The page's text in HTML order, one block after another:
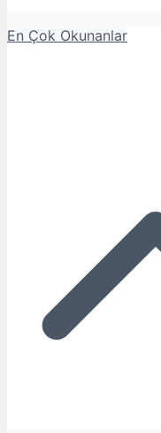
En Çok Okunanlar